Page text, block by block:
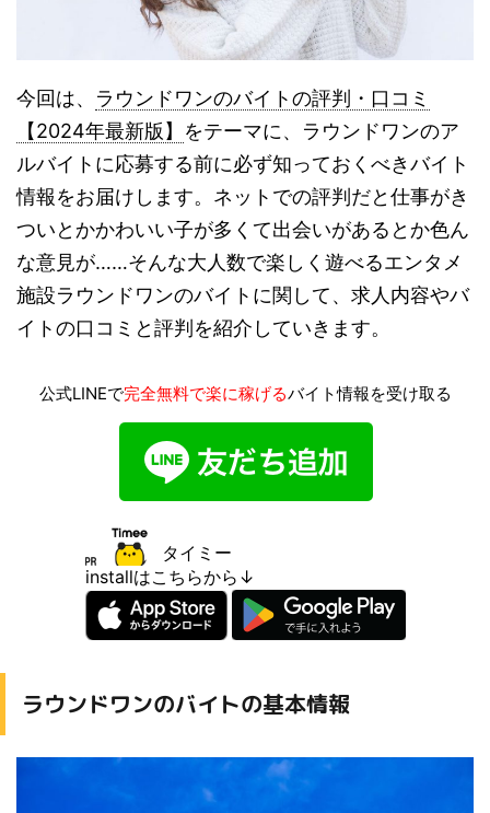
今回は、 ラウンドワンのバイトの評判・口コミ
【2024年最新版】 をテーマに、ラウンドワンのア
ルバイトに応募する前に必ず知っておくべきバイト
情報をお届けします。ネットでの評判だと仕事がき
ついとかかわいい子が多くて出会いがあるとか色ん
な意見が……そんな大人数で楽しく遊べるエンタメ
施設ラウンドワンのバイトに関して、求人内容やバ
イトの口コミと評判を紹介していきます。
公式LINEで完全無料で楽に稼げるバイト情報を受け取る
タイミー
installはこちらから↓
ラウンドワンのバイトの基本情報